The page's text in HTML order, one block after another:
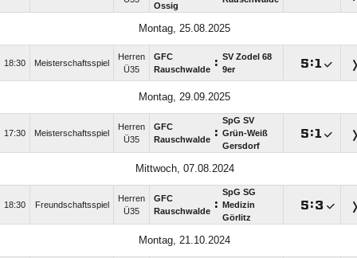
Ossig
Montag, 25.08.2025
18:30 Meisterschaftsspiel
Herren
Ü35
GFC
Rauschwalde : SV Zodel 68
9er
:
Montag, 29.09.2025
17:30 Meisterschaftsspiel
Herren
Ü35
GFC
Rauschwalde :
SpG SV
Grün-Weiß
Gersdorf
:
Mittwoch, 07.08.2024
18:30 Freundschaftsspiel
Herren
Ü35
GFC
Rauschwalde :
SpG SG
Medizin
Görlitz
:
Montag, 21.10.2024